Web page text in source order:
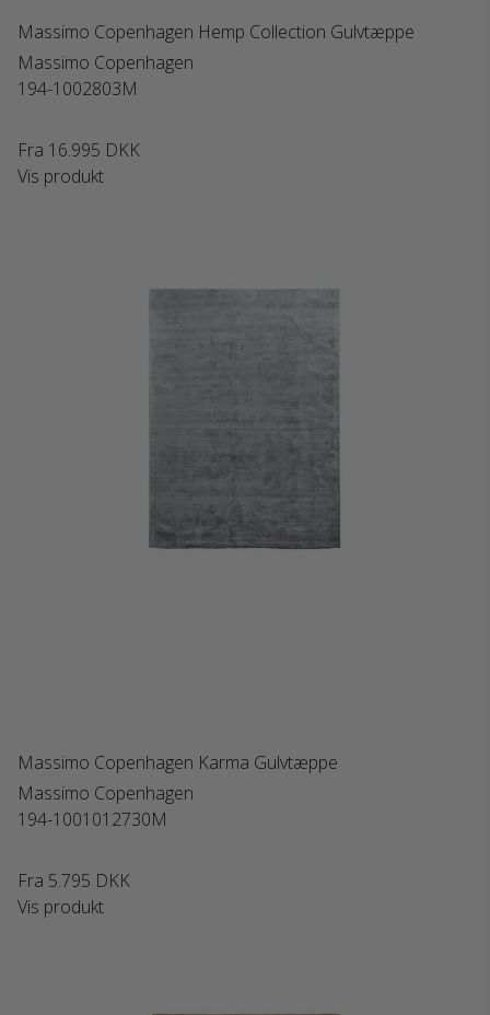
Massimo Copenhagen Hemp Collection Gulvtæppe
Massimo Copenhagen
194-1002803M
Fra 16.995 DKK
Vis produkt
Massimo Copenhagen Karma Gulvtæppe
Massimo Copenhagen
194-1001012730M
Fra 5.795 DKK
Vis produkt